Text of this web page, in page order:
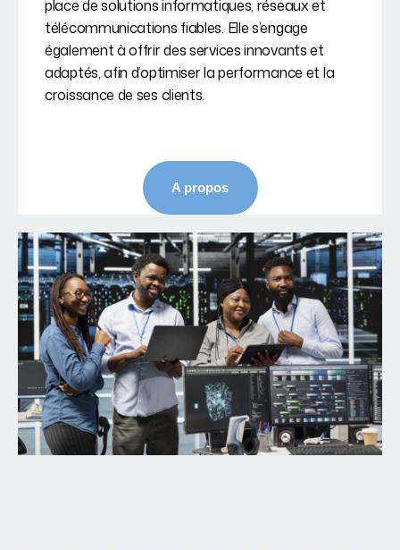
place de solutions informatiques, réseaux et
télécommunications fiables. Elle s’engage
également à offrir des services innovants et
adaptés, afin d’optimiser la performance et la
croissance de ses clients.